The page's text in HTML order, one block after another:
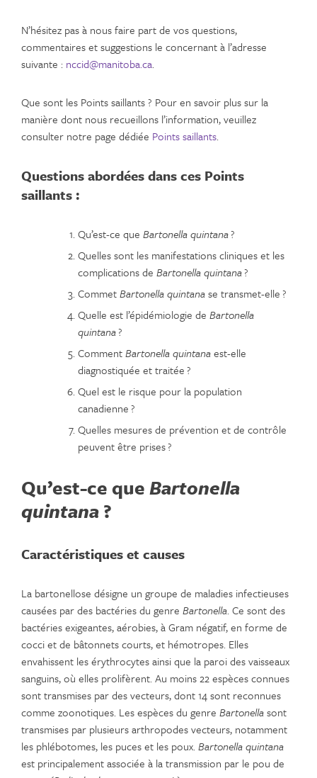
N’hésitez pas à nous faire part de vos questions,
commentaires et suggestions le concernant à l’adresse
suivante : nccid@manitoba.ca.
Que sont les Points saillants ? Pour en savoir plus sur la
manière dont nous recueillons l’information, veuillez
consulter notre page dédiée Points saillants.
Questions abordées dans ces Points
saillants :
Qu’est-ce que Bartonella quintana?
Quelles sont les manifestations cliniques et les
complications de Bartonella quintana?
CommetBartonella quintanase transmet-elle ?
Quelle est l’épidémiologie de Bartonella
quintana?
CommentBartonella quintanaest-elle
diagnostiquée et traitée ?
Quel est le risque pour la population
canadienne ?
Quelles mesures de prévention et de contrôle
peuvent être prises ?
Qu’est-ce queBartonella
quintana?
Caractéristiques et causes
La bartonellose désigne un groupe de maladies infectieuses
causées par des bactéries du genre Bartonella. Ce sont des
bactéries exigeantes, aérobies, à Gram négatif, en forme de
cocci et de bâtonnets courts, et hémotropes. Elles
envahissent les érythrocytes ainsi que la paroi des vaisseaux
sanguins, où elles prolifèrent. Au moins 22 espèces connues
sont transmises par des vecteurs, dont 14 sont reconnues
comme zoonotiques. Les espèces du genre Bartonellasont
transmises par plusieurs arthropodes vecteurs, notamment
les phlébotomes, les puces et les poux.Bartonella quintana
est principalement associée à la transmission par le pou de